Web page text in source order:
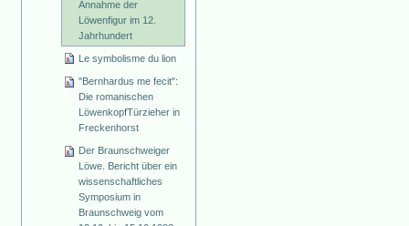
Annahme der
Löwenfigur im 12.
Jahrhundert
Le symbolisme du lion
"Bernhardus me fecit":
Die romanischen
Löwenkopf­Türzieher in
Freckenhorst
Der Braunschweiger
Löwe. Bericht über ein
wissenschaftliches
Symposium in
Braunschweig vom